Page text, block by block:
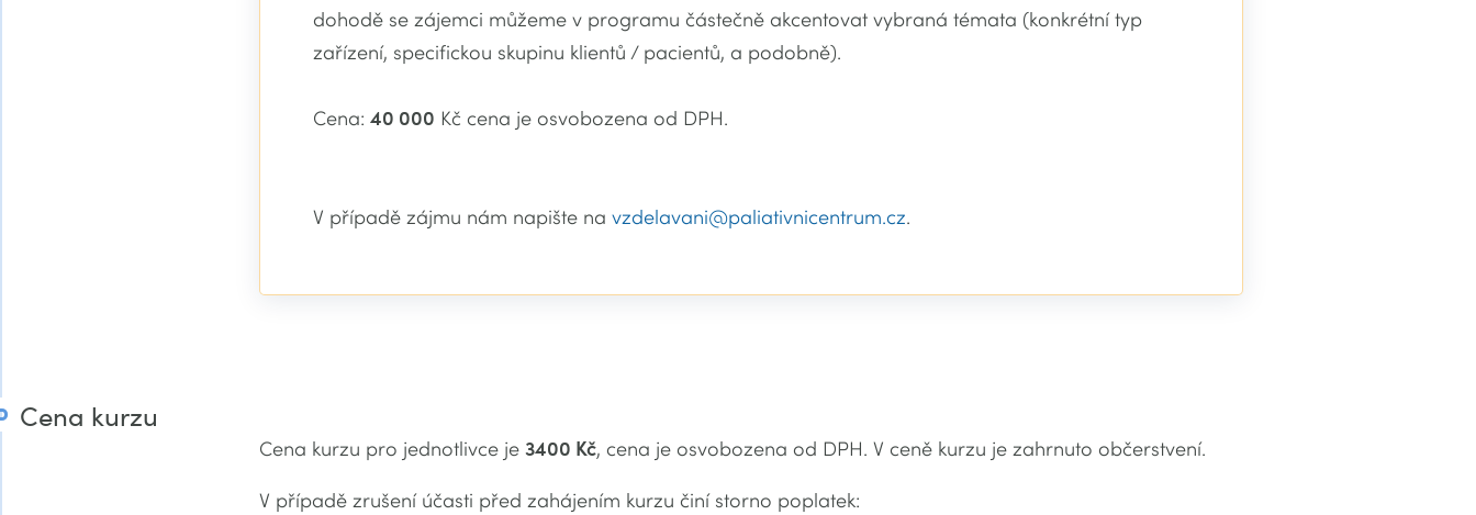
dohodě se zájemci můžeme v programu částečně akcentovat vybraná témata (konkrétní typ
zařízení, specifickou skupinu klientů / pacientů, a podobně).
Cena:40 000 Kč cena je osvobozena od DPH.
V případě zájmu nám napište navzdelavani@paliativnicentrum.cz.
Cena kurzu
Cena kurzu pro jednotlivce je 3400 Kč, cena je osvobozena od DPH. V ceně kurzu je zahrnuto občerstvení.
V případě zrušení účasti před zahájením kurzu činí storno poplatek: